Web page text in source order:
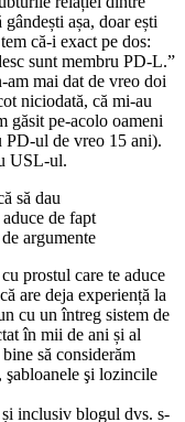
așa, doar ești
că-i exact pe dos:
sunt membru PD-L.”
am mai dat de vreo doi
niciodată, că mi-au
găsit pe-acolo oameni
PD-ul de vreo 15 ani).
USL-ul.
să dau
de fapt
argumente
prostul care te aduce
are deja experiență la
cu un întreg sistem de
în mii de ani și al
să considerăm
şi lozincile
inclusiv blogul dvs. s-